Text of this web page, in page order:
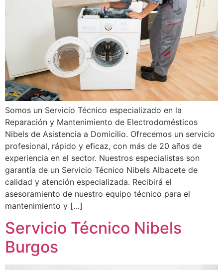
Somos un Servicio Técnico especializado en la
Reparación y Mantenimiento de Electrodomésticos
Nibels de Asistencia a Domicilio. Ofrecemos un servicio
profesional, rápido y eficaz, con más de 20 años de
experiencia en el sector. Nuestros especialistas son
garantía de un Servicio Técnico Nibels Albacete de
calidad y atención especializada. Recibirá el
asesoramiento de nuestro equipo técnico para el
mantenimiento y […]
Servicio Técnico Nibels
Burgos